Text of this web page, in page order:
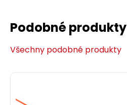
Podobné produkty
Všechny podobné produkty